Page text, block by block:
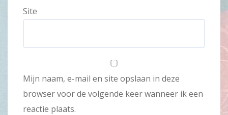
Site
Mijn naam, e-mail en site opslaan in deze
browser voor de volgende keer wanneer ik een
reactie plaats.